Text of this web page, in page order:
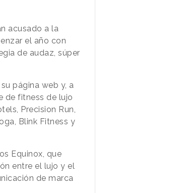
acusado a la
el año con
de audaz, súper
su página web y, a
de fitness de lujo
Precision Run,
Blink Fitness y
Equinox, que
entre el lujo y el
de marca